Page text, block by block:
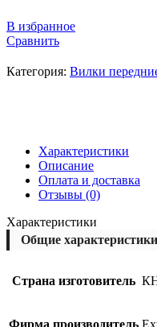
В избранное
Сравнить
Категория: Вилки
Характеристики
Описание
Оплата и доставка
Отзывы (0)
Характеристики
Общие характеристики
Страна изготовитель
Фирма производитель